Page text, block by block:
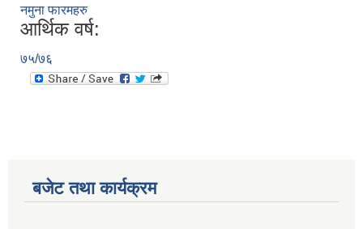
नमुना फारमहरु
आर्थिक वर्ष:
७५/७६
बजेट तथा कार्यक्रम